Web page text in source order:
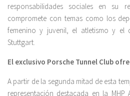
responsabilidades sociales en su
compromete con temas como los
femenino y juvenil, el atletismo y el
Stuttgart.
El exclusivo Porsche Tunnel Club
A partir de la segunda mitad de esta
representación destacada en la MHP